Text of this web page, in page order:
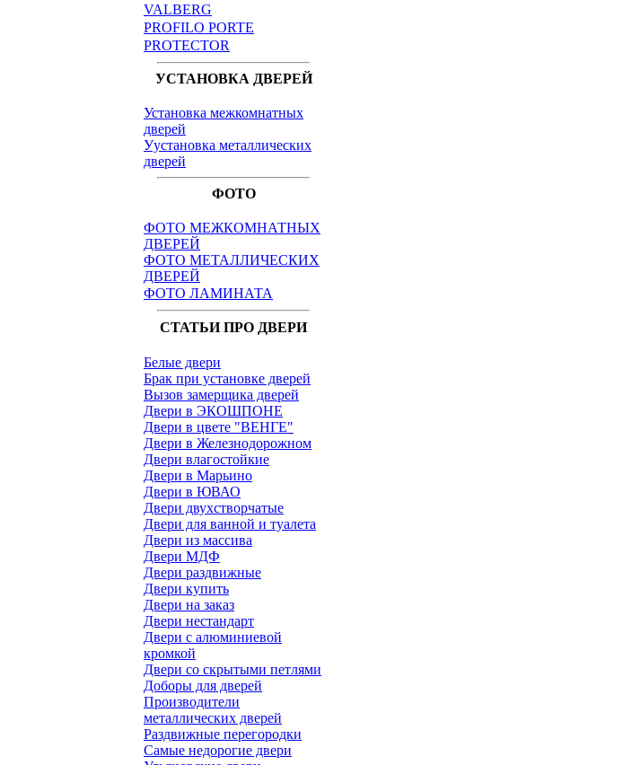
VALBERG
PROFILO PORTE
PROTECTOR
УСТАНОВКА ДВЕРЕЙ
Установка межкомнатных
дверей
Уустановка металлических
дверей
ФОТО
ФОТО МЕЖКОМНАТНЫХ
ДВЕРЕЙ
ФОТО МЕТАЛЛИЧЕСКИХ
ДВЕРЕЙ
ФОТО ЛАМИНАТА
СТАТЬИ ПРО ДВЕРИ
Белые двери
Брак при установке дверей
Вызов замерщика дверей
Двери в ЭКОШПОНЕ
Двери в цвете "ВЕНГЕ"
Двери в Железнодорожном
Двери влагостойкие
Двери в Марьино
Двери в ЮВАО
Двери двухстворчатые
Двери для ванной и туалета
Двери из массива
Двери МДФ
Двери раздвижные
Двери купить
Двери на заказ
Двери нестандарт
Двери с алюминиевой
кромкой
Двери со скрытыми петлями
Доборы для дверей
Производители
металлических дверей
Раздвижные перегородки
Самые недорогие двери